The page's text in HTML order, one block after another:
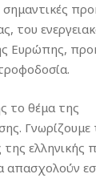
σημαντικές
του
Ευρώπης,
το θέμα της
Γνωρίζουμε
ελληνικής
απασχολούν